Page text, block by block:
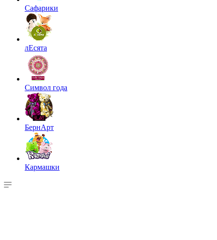
Сафарики
лЕсята
Символ года
БернАрт
Кармашки